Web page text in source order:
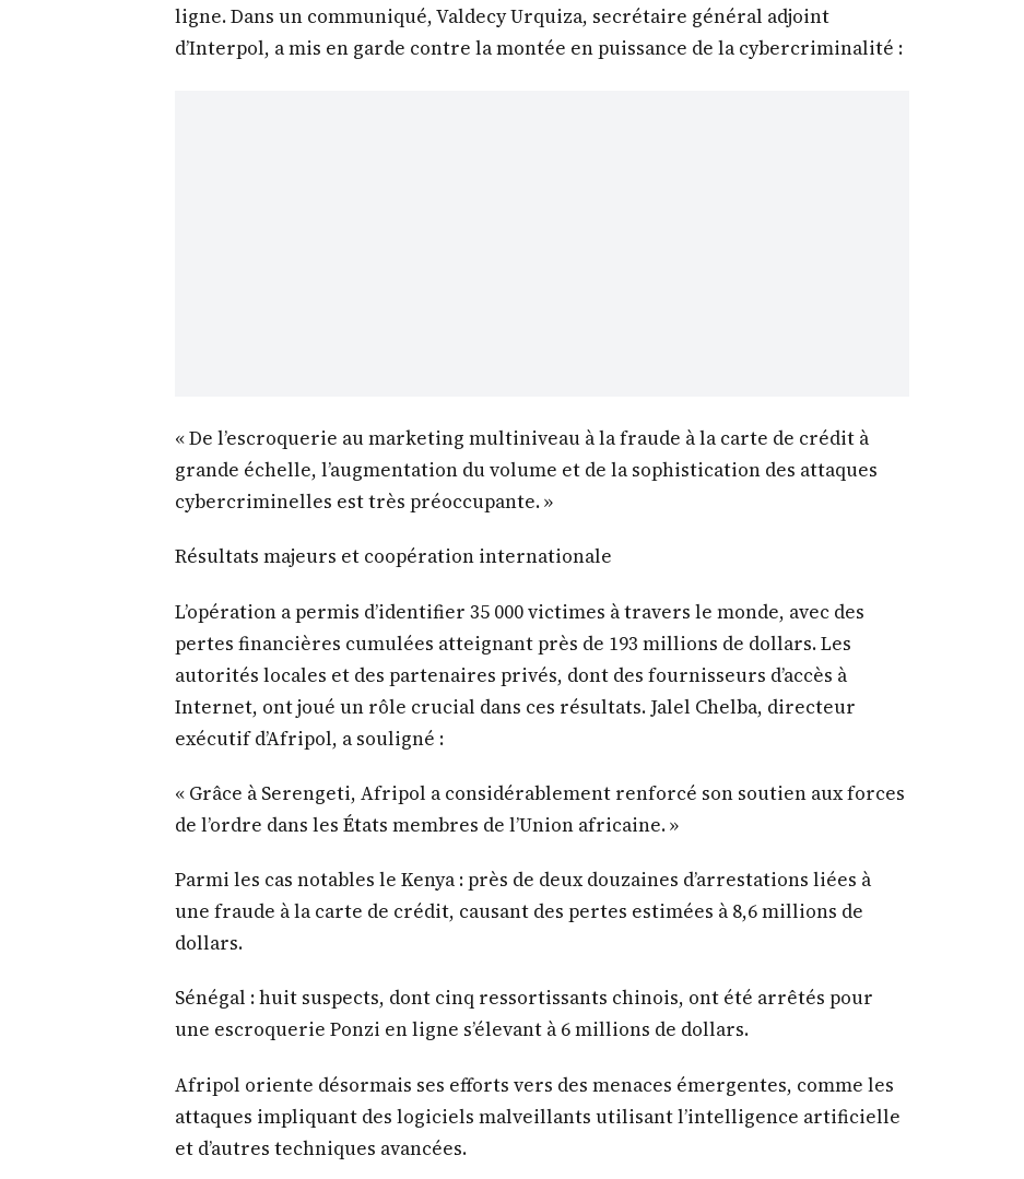
ligne. Dans un communiqué, Valdecy Urquiza, secrétaire général adjoint
d’Interpol, a mis en garde contre la montée en puissance de la cybercriminalité :
« De l’escroquerie au marketing multiniveau à la fraude à la carte de crédit à
grande échelle, l’augmentation du volume et de la sophistication des attaques
cybercriminelles est très préoccupante. »
Résultats majeurs et coopération internationale
L’opération a permis d’identifier 35 000 victimes à travers le monde, avec des
pertes financières cumulées atteignant près de 193 millions de dollars. Les
autorités locales et des partenaires privés, dont des fournisseurs d’accès à
Internet, ont joué un rôle crucial dans ces résultats. Jalel Chelba, directeur
exécutif d’Afripol, a souligné :
« Grâce à Serengeti, Afripol a considérablement renforcé son soutien aux forces
de l’ordre dans les États membres de l’Union africaine. »
Parmi les cas notables le Kenya : près de deux douzaines d’arrestations liées à
une fraude à la carte de crédit, causant des pertes estimées à 8,6 millions de
dollars.
Sénégal : huit suspects, dont cinq ressortissants chinois, ont été arrêtés pour
une escroquerie Ponzi en ligne s’élevant à 6 millions de dollars.
Afripol oriente désormais ses efforts vers des menaces émergentes, comme les
attaques impliquant des logiciels malveillants utilisant l’intelligence artificielle
et d’autres techniques avancées.